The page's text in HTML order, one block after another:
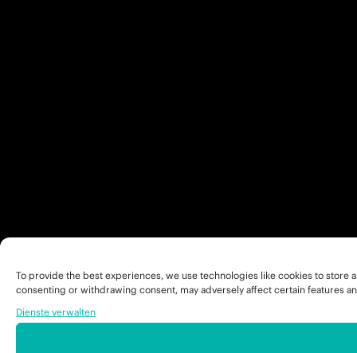
To provide the best experiences, we use technologies like cookies to
consenting or withdrawing consent, may adversely affect certain features
Dienste verwalten